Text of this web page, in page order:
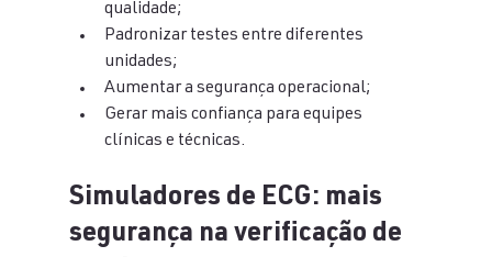
qualidade;
Padronizar testes entre diferentes
unidades;
Aumentar a segurança operacional;
Gerar mais confiança para equipes
clínicas e técnicas.
Simuladores de ECG: mais
segurança na verificação de